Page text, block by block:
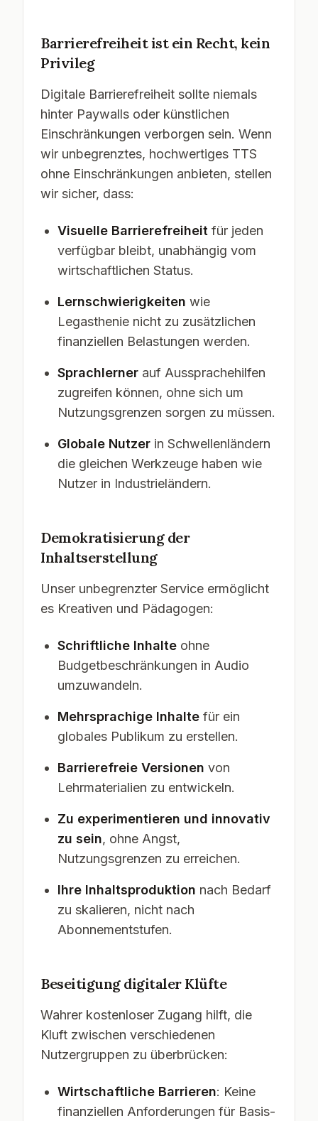
Barrierefreiheit ist ein Recht, kein
Privileg
Digitale Barrierefreiheit sollte niemals
hinter Paywalls oder künstlichen
Einschränkungen verborgen sein. Wenn
wir unbegrenztes, hochwertiges TTS
ohne Einschränkungen anbieten, stellen
wir sicher, dass:
Visuelle Barrierefreiheit für jeden
verfügbar bleibt, unabhängig vom
wirtschaftlichen Status.
Lernschwierigkeiten wie
Legasthenie nicht zu zusätzlichen
finanziellen Belastungen werden.
Sprachlerner auf Aussprachehilfen
zugreifen können, ohne sich um
Nutzungsgrenzen sorgen zu müssen.
Globale Nutzer in Schwellenländern
die gleichen Werkzeuge haben wie
Nutzer in Industrieländern.
Demokratisierung der
Inhaltserstellung
Unser unbegrenzter Service ermöglicht
es Kreativen und Pädagogen:
Schriftliche Inhalte ohne
Budgetbeschränkungen in Audio
umzuwandeln.
Mehrsprachige Inhalte für ein
globales Publikum zu erstellen.
Barrierefreie Versionen von
Lehrmaterialien zu entwickeln.
Zu experimentieren und innovativ
zu sein, ohne Angst,
Nutzungsgrenzen zu erreichen.
Ihre Inhaltsproduktion nach Bedarf
zu skalieren, nicht nach
Abonnementstufen.
Beseitigung digitaler Klüfte
Wahrer kostenloser Zugang hilft, die
Kluft zwischen verschiedenen
Nutzergruppen zu überbrücken:
Wirtschaftliche Barrieren: Keine
finanziellen Anforderungen für Basis-